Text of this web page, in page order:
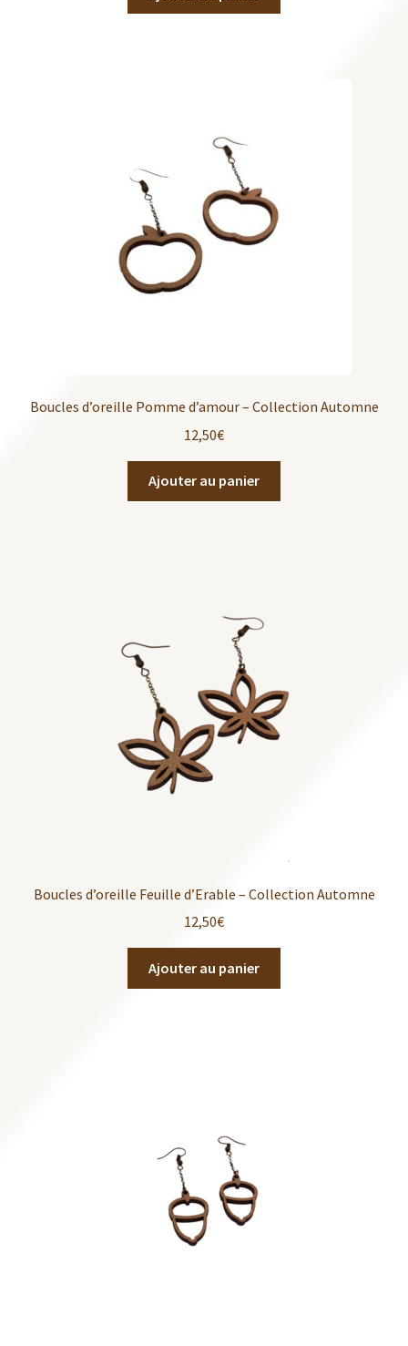
Boucles d’oreille Pomme d’amour – Collection Automne
12,50€
Ajouter au panier
Boucles d’oreille Feuille d’Erable – Collection Automne
12,50€
Ajouter au panier